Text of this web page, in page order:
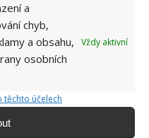
a
chyb,
a obsahu,
osobních
Vždy aktivní
těchto účelech
České zemědělské
který je již od malička